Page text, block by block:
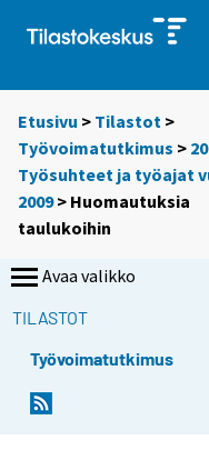
Etusivu > Tilastot >
Työvoimatutkimus >
Työsuhteet ja työajat
2009> Huomautuksia
taulukoihin
Avaa valikko
TILASTOT
Työvoimatutkimus